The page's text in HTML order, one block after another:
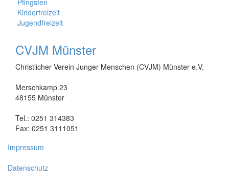
Kinderfreizeit
Jugendfreizeit
CVJM Münster
Christlicher Verein Junger Menschen (CVJM) Münster e.V.
Merschkamp 23
48155 Münster
Tel.: 0251 314383
Fax: 0251 3111051
Impressum
Datenschutz